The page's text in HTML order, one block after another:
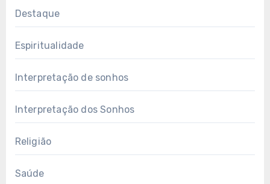
Destaque
Espiritualidade
Interpretação de sonhos
Interpretação dos Sonhos
Religião
Saúde